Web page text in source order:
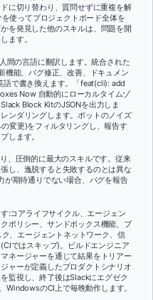
に切り替わり、質問せずに重複を解
使ってプロジェクトボード全体を
を発見した他のスキルは、問題を開
ます。
間の言語に翻訳します。統合された
機能、バグ修正、改善、ドキュメン
語で書き換えます。「feat(cli): add
Now 自動的にローカルタイムゾ
Block KitのJSONを出力しま
ンダリングします。ボットのノイズ
変更)をフィルタリングし、報告す
します。
、圧倒的に最大のスキルです。従来
し、逸脱すると失敗するのとは異な
が期待通りでない場合、バグを報告
:コアライフサイクル、エージェン
ポリシー、サンドボックス機能、ブ
、エージェントネットワーク、信
ではスキップ)。ビルドエンジニア
ネージャーを通じて結果をトリアー
ャーが定義したプロダクトシナリオ
監視し、終了後はSlackにエグゼク
WindowsのCI上で毎晩動作します。